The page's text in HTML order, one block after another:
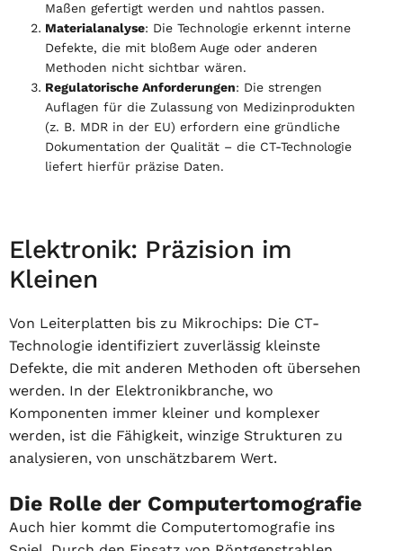
Maßen gefertigt werden und nahtlos passen.
Materialanalyse: Die Technologie erkennt interne
Defekte, die mit bloßem Auge oder anderen
Methoden nicht sichtbar wären.
Regulatorische Anforderungen: Die strengen
Auflagen für die Zulassung von Medizinprodukten
(z. B. MDR in der EU) erfordern eine gründliche
Dokumentation der Qualität – die CT-Technologie
liefert hierfür präzise Daten.
Elektronik: Präzision im
Kleinen
Von Leiterplatten bis zu Mikrochips: Die CT-
Technologie identifiziert zuverlässig kleinste
Defekte, die mit anderen Methoden oft übersehen
werden. In der Elektronikbranche, wo
Komponenten immer kleiner und komplexer
werden, ist die Fähigkeit, winzige Strukturen zu
analysieren, von unschätzbarem Wert.
Die Rolle der Computertomografie
Auch hier kommt die Computertomografie ins